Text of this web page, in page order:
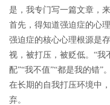
是，我专门写一篇文章，
首先，得知道强迫症的心理
强迫症的核心心理根源是
视，被打压，被贬低。“我
配”“我不值”“都是我的错”。
在长期的自我打压环境中
弃。